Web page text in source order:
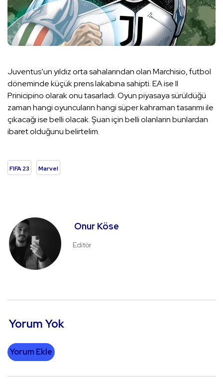
Juventus’un yıldız orta sahalarından olan Marchisio, futbol
döneminde küçük prens lakabına sahipti. EA ise II
Prinicipino olarak onu tasarladı. Oyun piyasaya sürüldüğü
zaman hangi oyuncuların hangi süper kahraman tasarımı ile
çıkacağı ise belli olacak. Şuan için belli olanların bunlardan
ibaret olduğunu belirtelim.
FIFA 23 Marvel
Onur Köse
Editör
Yorum Yok
Yorum Ekle